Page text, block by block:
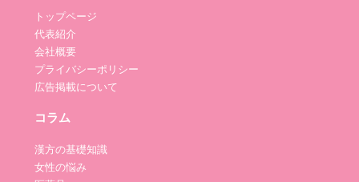
トップページ
代表紹介
会社概要
プライバシーポリシー
広告掲載について
コラム
漢方の基礎知識
女性の悩み